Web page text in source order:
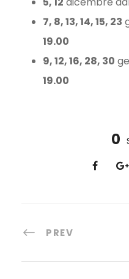
7, 8, 13, 14, 15, 23
19.00
9, 12, 16, 28, 30
19.00
0
PREV